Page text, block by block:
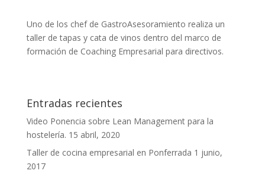
Uno de los chef de GastroAsesoramiento realiza un
taller de tapas y cata de vinos dentro del marco de
formación de Coaching Empresarial para directivos.
Entradas recientes
Video Ponencia sobre Lean Management para la
hostelería. 15 abril, 2020
Taller de cocina empresarial en Ponferrada 1 junio,
2017